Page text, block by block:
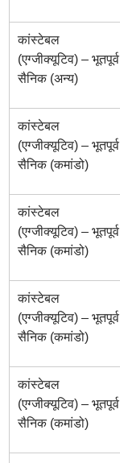
कांस्टेबल
(एग्जीक्यूटिव) – भूतपूर्व
सैनिक (अन्य)
कांस्टेबल
(एग्जीक्यूटिव) – भूतपूर्व
सैनिक (कमांडो)
कांस्टेबल
(एग्जीक्यूटिव) – भूतपूर्व
सैनिक (कमांडो)
कांस्टेबल
(एग्जीक्यूटिव) – भूतपूर्व
सैनिक (कमांडो)
कांस्टेबल
(एग्जीक्यूटिव) – भूतपूर्व
सैनिक (कमांडो)